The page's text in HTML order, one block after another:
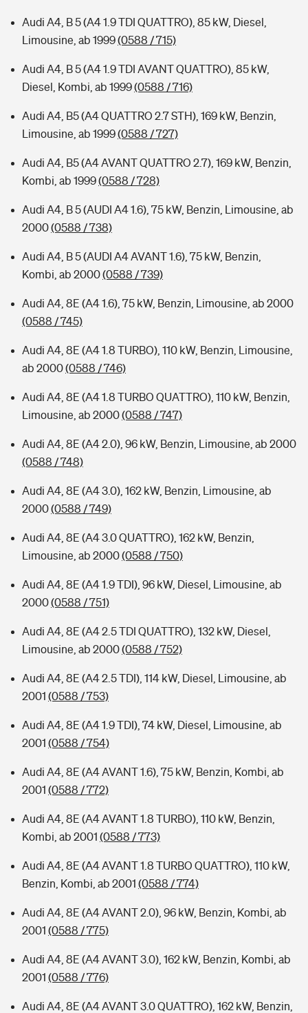
Audi A4, B 5 (A4 1.9 TDI QUATTRO), 85 kW, Diesel,
Limousine, ab 1999(0588 / 715)
Audi A4, B 5 (A4 1.9 TDI AVANT QUATTRO), 85 kW,
Diesel, Kombi, ab 1999(0588 / 716)
Audi A4, B5 (A4 QUATTRO 2.7 STH), 169 kW, Benzin,
Limousine, ab 1999(0588 / 727)
Audi A4, B5 (A4 AVANT QUATTRO 2.7), 169 kW, Benzin,
Kombi, ab 1999(0588 / 728)
Audi A4, B 5 (AUDI A4 1.6), 75 kW, Benzin, Limousine, ab
2000(0588 / 738)
Audi A4, B 5 (AUDI A4 AVANT 1.6), 75 kW, Benzin,
Kombi, ab 2000(0588 / 739)
Audi A4, 8E (A4 1.6), 75 kW, Benzin, Limousine, ab 2000
(0588 / 745)
Audi A4, 8E (A4 1.8 TURBO), 110 kW, Benzin, Limousine,
ab 2000(0588 / 746)
Audi A4, 8E (A4 1.8 TURBO QUATTRO), 110 kW, Benzin,
Limousine, ab 2000(0588 / 747)
Audi A4, 8E (A4 2.0), 96 kW, Benzin, Limousine, ab 2000
(0588 / 748)
Audi A4, 8E (A4 3.0), 162 kW, Benzin, Limousine, ab
2000(0588 / 749)
Audi A4, 8E (A4 3.0 QUATTRO), 162 kW, Benzin,
Limousine, ab 2000(0588 / 750)
Audi A4, 8E (A4 1.9 TDI), 96 kW, Diesel, Limousine, ab
2000(0588 / 751)
Audi A4, 8E (A4 2.5 TDI QUATTRO), 132 kW, Diesel,
Limousine, ab 2000(0588 / 752)
Audi A4, 8E (A4 2.5 TDI), 114 kW, Diesel, Limousine, ab
2001 (0588 / 753)
Audi A4, 8E (A4 1.9 TDI), 74 kW, Diesel, Limousine, ab
2001 (0588 / 754)
Audi A4, 8E (A4 AVANT 1.6), 75 kW, Benzin, Kombi, ab
2001 (0588 / 772)
Audi A4, 8E (A4 AVANT 1.8 TURBO), 110 kW, Benzin,
Kombi, ab 2001 (0588 / 773)
Audi A4, 8E (A4 AVANT 1.8 TURBO QUATTRO), 110 kW,
Benzin, Kombi, ab 2001 (0588 / 774)
Audi A4, 8E (A4 AVANT 2.0), 96 kW, Benzin, Kombi, ab
2001 (0588 / 775)
Audi A4, 8E (A4 AVANT 3.0), 162 kW, Benzin, Kombi, ab
2001 (0588 / 776)
Audi A4, 8E (A4 AVANT 3.0 QUATTRO), 162 kW, Benzin,